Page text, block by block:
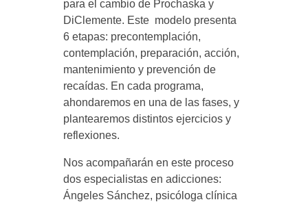
P
a
u
t
a
para el cambio de Prochaska y
DiClemente. Este modelo presenta
6 etapas: precontemplación,
contemplación, preparación, acción,
mantenimiento y prevención de
recaídas. En cada programa,
ahondaremos en una de las fases, y
plantearemos distintos ejercicios y
reflexiones.
Nos acompañarán en este proceso
dos especialistas en adicciones:
Ángeles Sánchez, psicóloga clínica